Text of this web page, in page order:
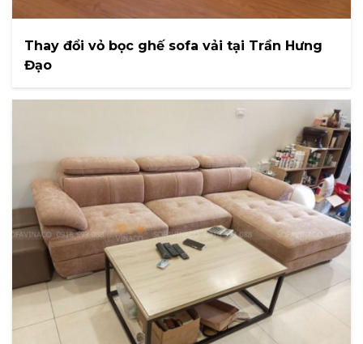
Thay đổi vỏ bọc ghế sofa vải tại Trần Hưng
Đạo